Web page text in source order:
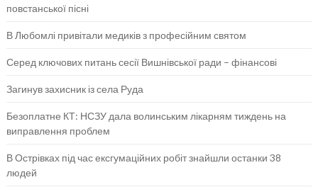
повстанської пісні
В Любомлі привітали медиків з професійним святом
Серед ключових питань сесії Вишнівської ради – фінансові
Загинув захисник із села Руда
Безоплатне КТ: НСЗУ дала волинським лікарням тиждень на
виправлення проблем
В Острівках під час ексгумаційних робіт знайшли останки 38
людей